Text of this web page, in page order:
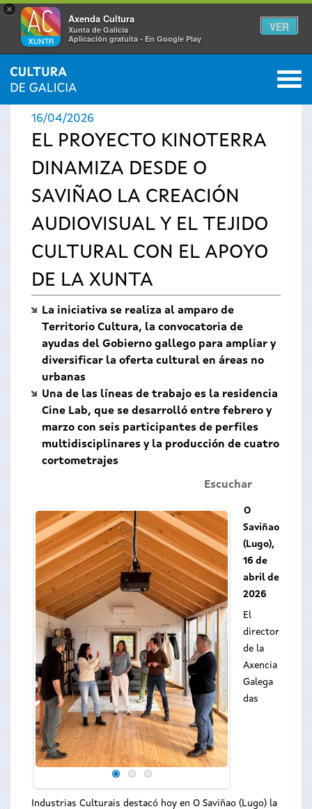
×
Axenda Cultura
Xunta de Galicia
Aplicación gratuíta - En Google Play
VER
Se
encuentra
usted
aquí
INICIO › ACTUALIDAD 0
16/04/2026
EL PROYECTO KINOTERRA
DINAMIZA DESDE O
SAVIÑAO LA CREACIÓN
AUDIOVISUAL Y EL TEJIDO
CULTURAL CON EL APOYO
DE LA XUNTA
La iniciativa se realiza al amparo de
Territorio Cultura, la convocatoria de
ayudas del Gobierno gallego para ampliar y
diversificar la oferta cultural en áreas no
urbanas
Una de las líneas de trabajo es la residencia
Cine Lab, que se desarrolló entre febrero y
marzo con seis participantes de perfiles
multidisciplinares y la producción de cuatro
cortometrajes
Escuchar
O
Saviñao
(Lugo),
16 de
abril de
2026
El
director
de la
Axencia
Galega
das
Industrias Culturais destacó hoy en O Saviñao (Lugo) la